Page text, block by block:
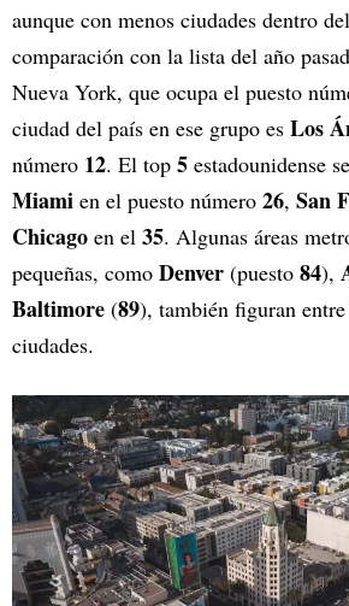
aunque con menos ciudades dentro
comparación con la lista del año
Nueva York, que ocupa el puesto
ciudad del país en ese grupo es Los
número 12. El top 5 estadounidense
Miami en el puesto número 26, San
Chicago en el 35. Algunas áreas
pequeñas, como Denver (puesto 84),
Baltimore (89), también figuran
ciudades.